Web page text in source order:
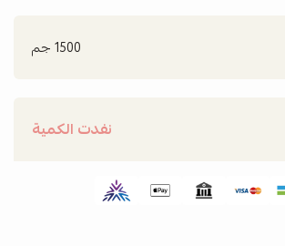
1500 جم
نفدت الكمية